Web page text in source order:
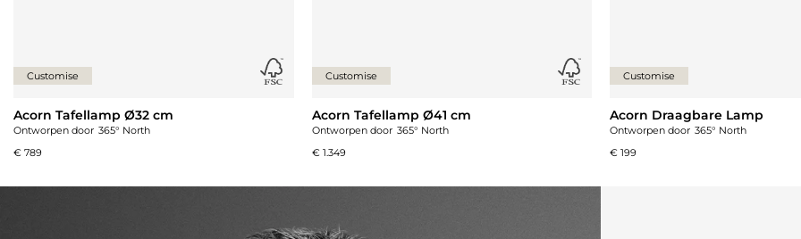
Customise
Acorn Tafellamp Ø32 cm
Ontworpen door 365° North
€ 789
Customise
Acorn Tafellamp Ø41 cm
Ontworpen door 365° North
€ 1.349
Customise
Acorn Draagbare Lamp
Ontworpen door 365° North
€ 199